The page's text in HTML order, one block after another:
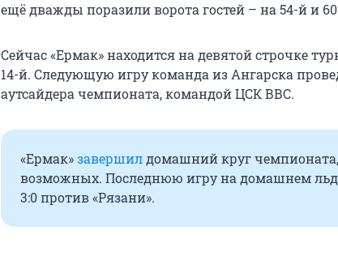
ещё дважды поразили ворота гостей – на 54-й и
Сейчас «Ермак» находится на девятой строчке
14-й. Следующую игру команда из Ангарска
аутсайдера чемпионата, командой ЦСК ВВС.
«Ермак»завершил домашний круг чемпионата,
возможных. Последнюю игру на домашнем
3:0 против «Рязани».